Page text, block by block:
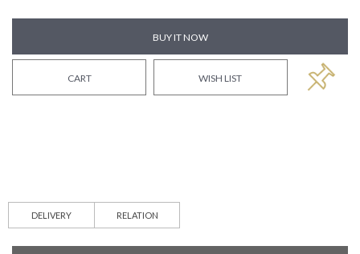
BUY IT NOW
CART WISH LIST
DELIVERY RELATION